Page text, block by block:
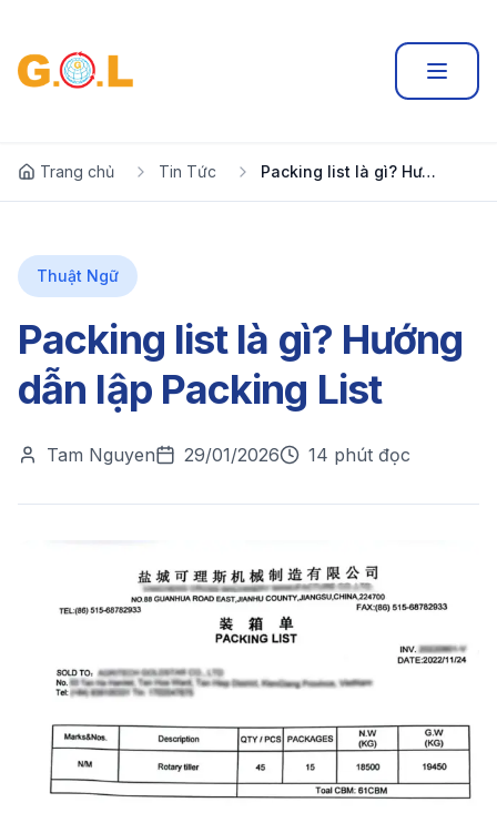
Trang chủ Tin Tức Packing list là gì? Hướng dẫn lập Packing List
Thuật Ngữ
Packing list là gì? Hướng
dẫn lập Packing List
Tam Nguyen 29/01/2026 14 phút đọc